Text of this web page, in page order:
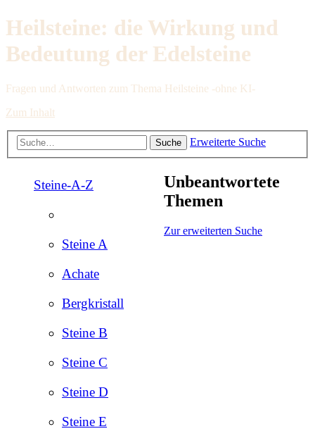
Heilsteine: die Wirkung und
Bedeutung der Edelsteine
Fragen und Antworten zum Thema Heilsteine -ohne KI-
Zum Inhalt
Suche Erweiterte Suche
Steine-A-Z
Steine A
Achate
Bergkristall
Steine B
Steine C
Steine D
Steine E
Unbeantwortete
Themen
Zur erweiterten Suche